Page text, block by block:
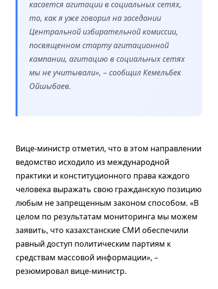
касается агитации в социальных сетях,
то, как я уже говорил на заседании
Центральной избирательной комиссии,
посвященном старту агитационной
кампании, агитацию в социальных сетях
мы не учитывали», – сообщил Кемельбек
Ойшыбаев.
Вице-министр отметил, что в этом направлении
ведомство исходило из международной
практики и конституционного права каждого
человека выражать свою гражданскую позицию
любым не запрещенным законом способом. «В
целом по результатам мониторинга мы можем
заявить, что казахстанские СМИ обеспечили
равный доступ политическим партиям к
средствам массовой информации», –
резюмировал вице-министр.